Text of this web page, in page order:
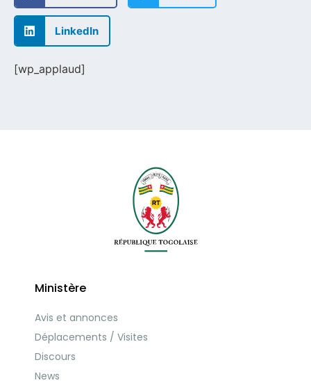
LinkedIn
[wp_applaud]
Ministère
Avis et annonces
Déplacements / Visites
Discours
News